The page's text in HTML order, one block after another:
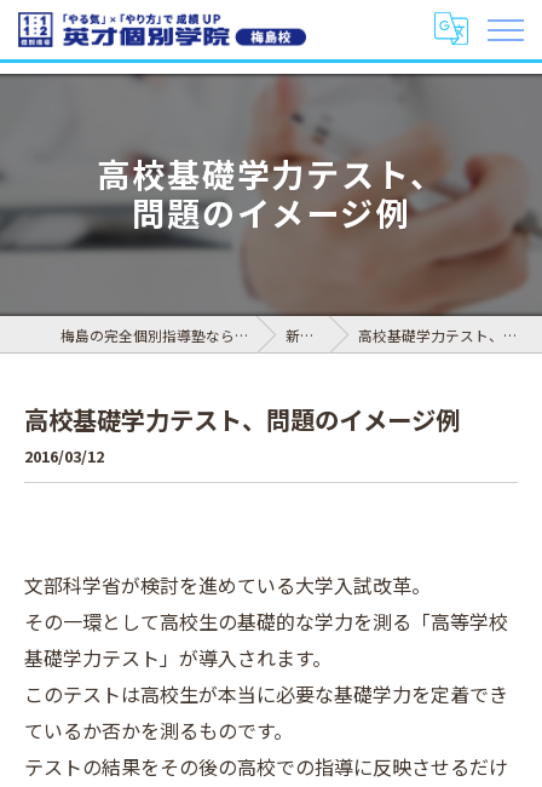
高校基礎学力テスト、
問題のイメージ例
梅島の完全個別指導塾なら英才個別学院 梅島校 新着情報 高校基礎学力テスト、問題のイメージ例
高校基礎学力テスト、問題のイメージ例
2016/03/12
文部科学省が検討を進めている大学入試改革。
その一環として高校生の基礎的な学力を測る「高等学校
基礎学力テスト」が導入されます。
このテストは高校生が本当に必要な基礎学力を定着でき
ているか否かを測るものです。
テストの結果をその後の高校での指導に反映させるだけ